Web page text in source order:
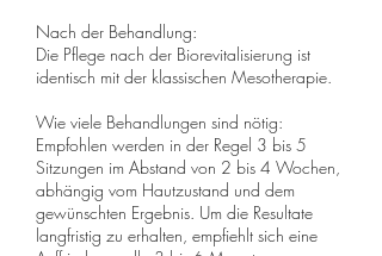
Nach der Behandlung:
Die Pflege nach der Biorevitalisierung ist
identisch mit der klassischen Mesotherapie.
Wie viele Behandlungen sind nötig:
Empfohlen werden in der Regel 3 bis 5
Sitzungen im Abstand von 2 bis 4 Wochen,
abhängig vom Hautzustand und dem
gewünschten Ergebnis. Um die Resultate
langfristig zu erhalten, empfiehlt sich eine